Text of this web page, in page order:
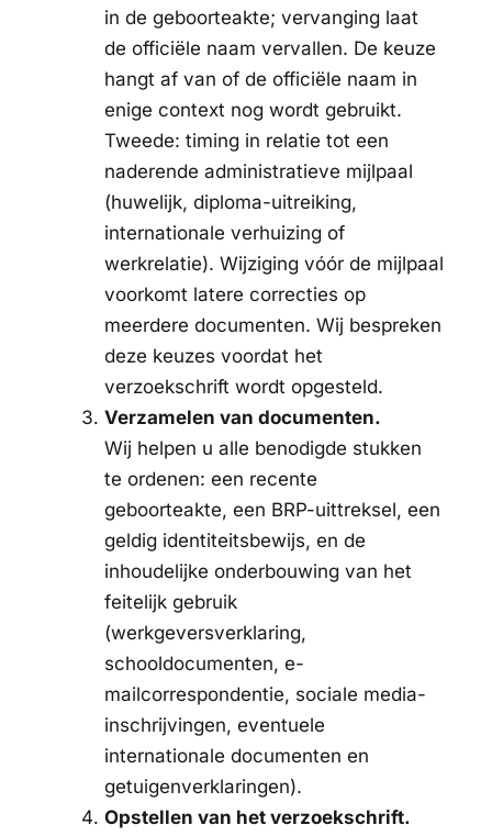
in de geboorteakte; vervanging laat
de officiële naam vervallen. De keuze
hangt af van of de officiële naam in
enige context nog wordt gebruikt.
Tweede: timing in relatie tot een
naderende administratieve mijlpaal
(huwelijk, diploma-uitreiking,
internationale verhuizing of
werkrelatie). Wijziging vóór de mijlpaal
voorkomt latere correcties op
meerdere documenten. Wij bespreken
deze keuzes voordat het
verzoekschrift wordt opgesteld.
Verzamelen van documenten.
Wij helpen u alle benodigde stukken
te ordenen: een recente
geboorteakte, een BRP-uittreksel, een
geldig identiteitsbewijs, en de
inhoudelijke onderbouwing van het
feitelijk gebruik
(werkgeversverklaring,
schooldocumenten, e-
mailcorrespondentie, sociale media-
inschrijvingen, eventuele
internationale documenten en
getuigenverklaringen).
Opstellen van het verzoekschrift.